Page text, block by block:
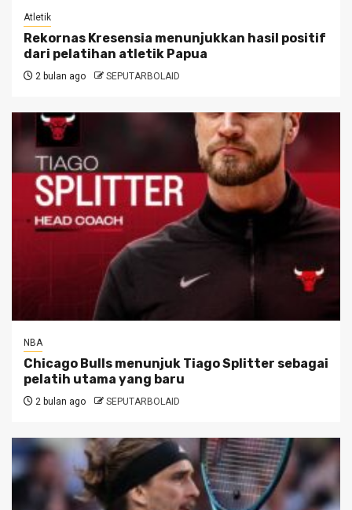
Atletik
Rekornas Kresensia menunjukkan hasil positif
dari pelatihan atletik Papua
2 bulan ago SEPUTARBOLAID
NBA
Chicago Bulls menunjuk Tiago Splitter sebagai
pelatih utama yang baru
2 bulan ago SEPUTARBOLAID